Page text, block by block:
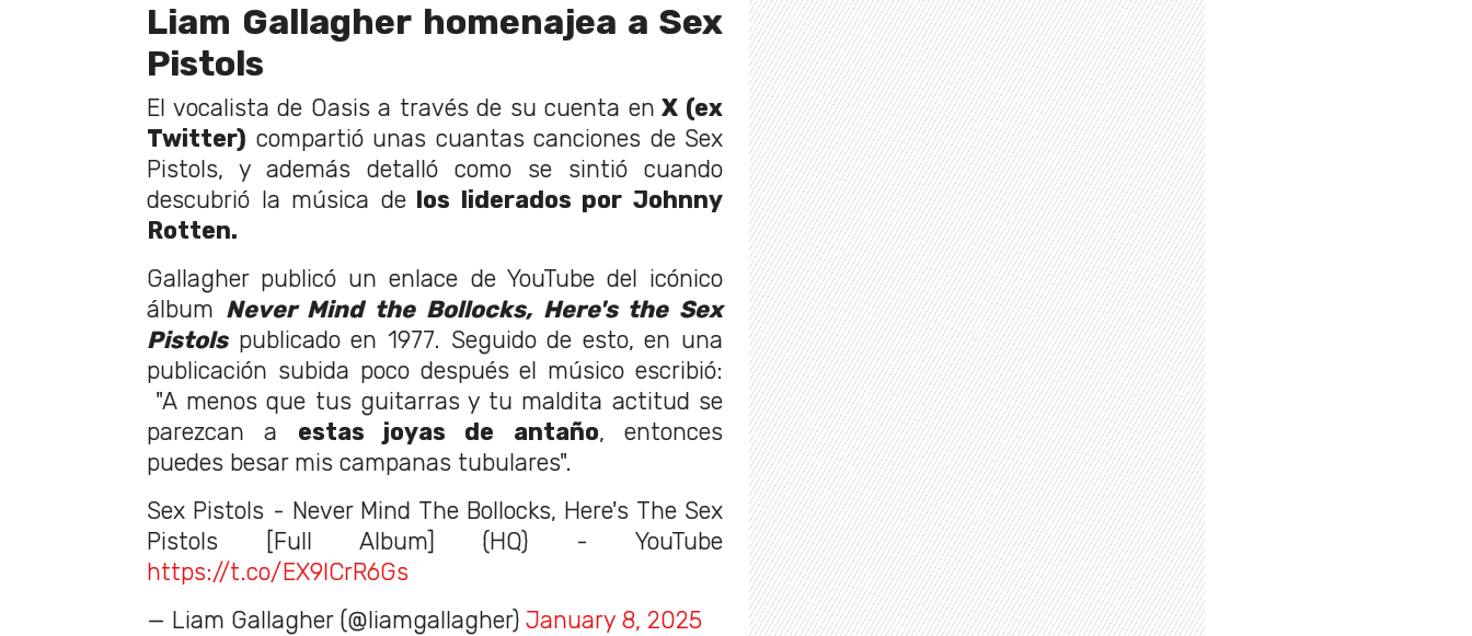
Liam Gallagher homenajea a Sex
Pistols
El vocalista de Oasis a través de su cuenta en X (ex
Twitter) compartió unas cuantas canciones de Sex
Pistols, y además detalló como se sintió cuando
descubrió la música delos liderados por Johnny
Rotten.
Gallagher publicó un enlace de YouTube del icónico
álbum Never Mind the Bollocks, Here's the Sex
Pistolspublicado en 1977. Seguido de esto, en una
publicación subida poco después el músico escribió:
"A menos que tus guitarras y tu maldita actitud se
parezcan a estas joyas de antaño, entonces
puedes besar mis campanas tubulares".
Sex Pistols - Never Mind The Bollocks, Here's The Sex
Pistols [Full Album] (HQ) - YouTube
https://t.co/EX9ICrR6Gs
— Liam Gallagher (@liamgallagher) January 8, 2025